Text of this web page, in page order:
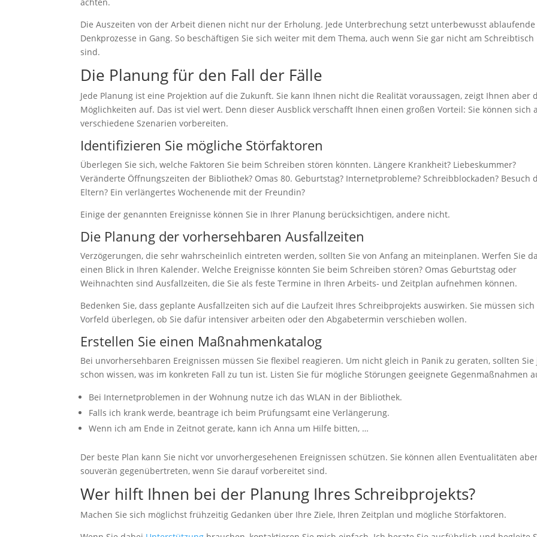
Die Auszeiten von der Arbeit dienen nicht nur der Erholung. Jede Unterbrechung setzt unterbewusst ablaufende
Denkprozesse in Gang. So beschäftigen Sie sich weiter mit dem Thema, auch wenn Sie gar nicht am Schreibtisch
sind.
Die Planung für den Fall der Fälle
Jede Planung ist eine Projektion auf die Zukunft. Sie kann Ihnen nicht die Realität voraussagen, zeigt Ihnen aber
Möglichkeiten auf. Das ist viel wert. Denn dieser Ausblick verschafft Ihnen einen großen Vorteil: Sie können sich
verschiedene Szenarien vorbereiten.
Identifizieren Sie mögliche Störfaktoren
Überlegen Sie sich, welche Faktoren Sie beim Schreiben stören könnten. Längere Krankheit? Liebeskummer?
Veränderte Öffnungszeiten der Bibliothek? Omas 80. Geburtstag? Internetprobleme? Schreibblockaden? Besuch
Eltern? Ein verlängertes Wochenende mit der Freundin?
Einige der genannten Ereignisse können Sie in Ihrer Planung berücksichtigen, andere nicht.
Die Planung der vorhersehbaren Ausfallzeiten
Verzögerungen, die sehr wahrscheinlich eintreten werden, sollten Sie von Anfang an miteinplanen. Werfen Sie
einen Blick in Ihren Kalender. Welche Ereignisse könnten Sie beim Schreiben stören? Omas Geburtstag oder
Weihnachten sind Ausfallzeiten, die Sie als feste Termine in Ihren Arbeits- und Zeitplan aufnehmen können.
Bedenken Sie, dass geplante Ausfallzeiten sich auf die Laufzeit Ihres Schreibprojekts auswirken. Sie müssen sich
Vorfeld überlegen, ob Sie dafür intensiver arbeiten oder den Abgabetermin verschieben wollen.
Erstellen Sie einen Maßnahmenkatalog
Bei unvorhersehbaren Ereignissen müssen Sie flexibel reagieren. Um nicht gleich in Panik zu geraten, sollten Sie
schon wissen, was im konkreten Fall zu tun ist. Listen Sie für mögliche Störungen geeignete Gegenmaßnahmen
Bei Internetproblemen in der Wohnung nutze ich das WLAN in der Bibliothek.
Falls ich krank werde, beantrage ich beim Prüfungsamt eine Verlängerung.
Wenn ich am Ende in Zeitnot gerate, kann ich Anna um Hilfe bitten, …
Der beste Plan kann Sie nicht vor unvorhergesehenen Ereignissen schützen. Sie können allen Eventualitäten
souverän gegenübertreten, wenn Sie darauf vorbereitet sind.
Wer hilft Ihnen bei der Planung Ihres Schreibprojekts?
Machen Sie sich möglichst frühzeitig Gedanken über Ihre Ziele, Ihren Zeitplan und mögliche Störfaktoren.